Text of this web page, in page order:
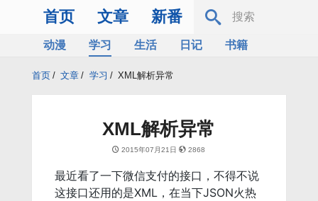
首页 文章 新番
动漫 学习 生活 日记
书籍
首页 / 文章 / 学习 / XML解析异常
XML解析异常
2015年07月21日 2868
最近看了一下微信支付的接口，不得不说
这接口还用的是XML，在当下JSON火热